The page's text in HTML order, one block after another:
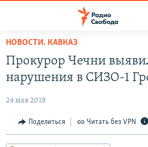
упрощенного
доступа
основному
Вернутся
ПОДКАСТЫ
АВТОРСКИЕ ПРОЕКТЫ
ЦИТАТЫ СВОБОДЫ
МНЕНИЯ
НОВОСТИ. КАВКАЗ
Прокурор Чечни
нарушения в СИЗО-1
24 мая 2018
Поделиться Читать без VPN